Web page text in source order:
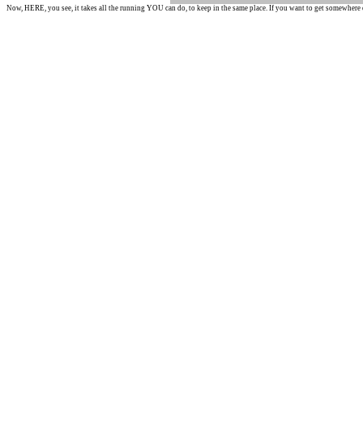
Now, HERE, you see, it takes all the running YOU can do, to keep in the same place. If you want to get